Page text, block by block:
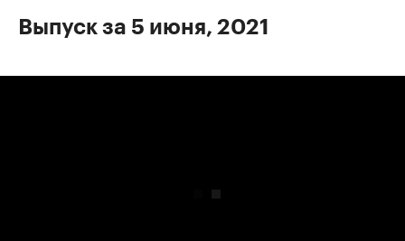
Выпуск за 5 июня, 2021